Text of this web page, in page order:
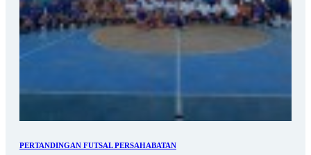
PERTANDINGAN FUTSAL PERSAHABATAN